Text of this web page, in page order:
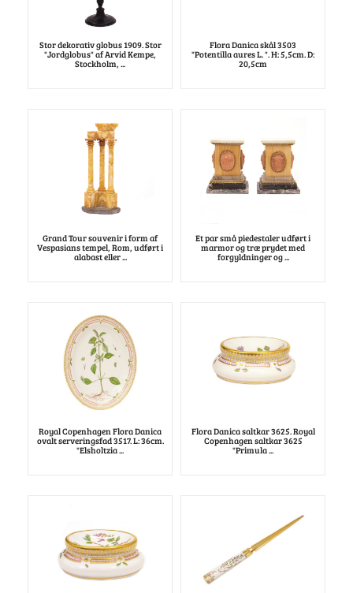
Stor dekorativ globus 1909. Stor
"Jordglobus" af Arvid Kempe,
Stockholm, ...
Flora Danica skål 3503
"Potentilla aures L. ". H: 5,5cm. D:
20,5cm
Grand Tour souvenir i form af
Vespasians tempel, Rom, udført i
alabast eller ...
Et par små piedestaler udført i
marmor og træ prydet med
forgyldninger og ...
Royal Copenhagen Flora Danica
ovalt serveringsfad 3517. L: 36cm.
"Elsholtzia ...
Flora Danica saltkar 3625. Royal
Copenhagen saltkar 3625
"Primula ...